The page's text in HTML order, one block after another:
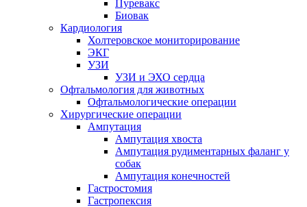
Пуревакс
Биовак
Кардиология
Холтеровское мониторирование
ЭКГ
УЗИ
УЗИ и ЭХО сердца
Офтальмология для животных
Офтальмологические операции
Хирургические операции
Ампутация
Ампутация хвоста
Ампутация рудиментарных фаланг у
собак
Ампутация конечностей
Гастростомия
Гастропексия